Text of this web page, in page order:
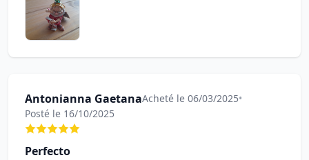
Antonianna GaetanaAcheté le 06/03/2025•
Posté le 16/10/2025
Perfecto